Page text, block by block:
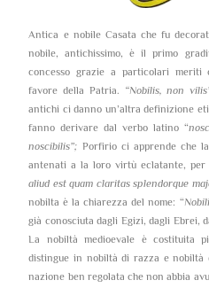
Antica e nobile Casata che fu
nobile, antichissimo, è il primo
concesso grazie a particolari meriti
favore della Patria. “Nobilis, non
antichi ci danno un’altra definizione
fanno derivare dal verbo latino “
noscibilis”; Porfirio ci apprende che
antenati a la loro virtù eclatante, per
aliud est quam claritas splendorque
nobilta è la chiarezza del nome: “
già conosciuta dagli Egizi, dagli Ebrei,
La nobiltà medioevale è costituita
distingue in nobiltà di razza e nobiltà
nazione ben regolata che non abbia